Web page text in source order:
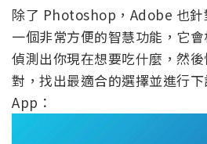
除了 Photoshop，Adobe 也
一個非常方便的智慧功能，它會
偵測出你現在想要吃什麼，然
對，找出最適合的選擇並進行
App：